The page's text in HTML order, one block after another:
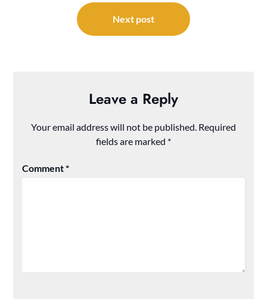
Next post
Leave a Reply
Your email address will not be published. Required
fields are marked *
Comment*